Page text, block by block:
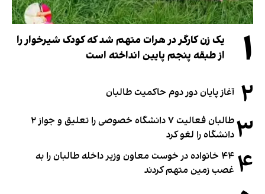
۱
یک زن کارگر در هرات متهم شد که کودک شیرخوار را
از طبقه پنجم پایین انداخته است
۲ آغاز پایان دور دوم حاکمیت طالبان
۳
طالبان فعالیت ۷ دانشگاه خصوصی را تعلیق و جواز ۲
دانشگاه را لغو کرد
۴
۴۴ خانواده در خوست معاون وزیر داخله طالبان را به
غصب زمین متهم کردند